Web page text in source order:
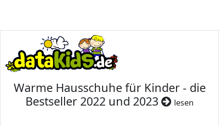
Warme Hausschuhe für Kinder - die
Bestseller 2022 und 2023
lesen